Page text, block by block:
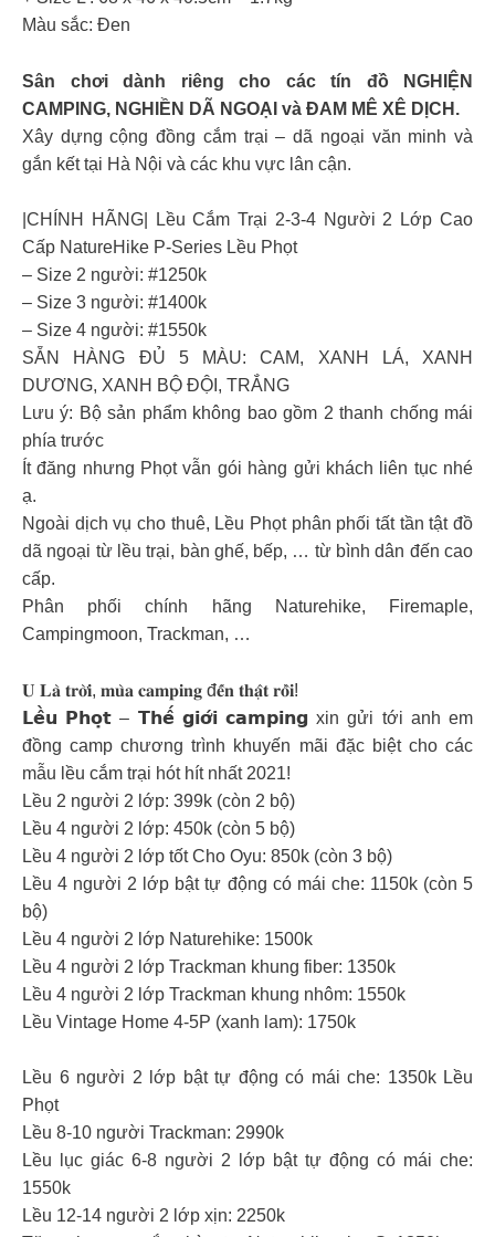
Màu sắc: Đen
Sân chơi dành riêng cho các tín đồ NGHIỆN
CAMPING, NGHIỀN DÃ NGOẠI và ĐAM MÊ XÊ DỊCH.
Xây dựng cộng đồng cắm trại – dã ngoại văn minh và
gắn kết tại Hà Nội và các khu vực lân cận.
|CHÍNH HÃNG| Lều Cắm Trại 2-3-4 Người 2 Lớp Cao
Cấp NatureHike P-Series Lều Phọt
– Size 2 người: #1250k
– Size 3 người: #1400k
– Size 4 người: #1550k
SẴN HÀNG ĐỦ 5 MÀU: CAM, XANH LÁ, XANH
DƯƠNG, XANH BỘ ĐỘI, TRẮNG
Lưu ý: Bộ sản phẩm không bao gồm 2 thanh chống mái
phía trước
Ít đăng nhưng Phọt vẫn gói hàng gửi khách liên tục nhé
ạ.
Ngoài dịch vụ cho thuê, Lều Phọt phân phối tất tần tật đồ
dã ngoại từ lều trại, bàn ghế, bếp, … từ bình dân đến cao
cấp.
Phân phối chính hãng Naturehike, Firemaple,
Campingmoon, Trackman, …
𝐔 𝐋𝐚̀ 𝐭𝐫𝐨̛̀𝐢, 𝐦𝐮̀𝐚 𝐜𝐚𝐦𝐩𝐢𝐧𝐠 đ𝐞̂́𝐧 𝐭𝐡𝐚̣̂𝐭 𝐫𝐨̂̀𝐢!
𝗟𝗲̂̀𝘂 𝗣𝗵𝗼̣𝘁 – 𝗧𝗵𝗲̂́ 𝗴𝗶𝗼̛́𝗶 𝗰𝗮𝗺𝗽𝗶𝗻𝗴 xin gửi tới anh em
đồng camp chương trình khuyến mãi đặc biệt cho các
mẫu lều cắm trại hót hít nhất 2021!
Lều 2 người 2 lớp: 399k (còn 2 bộ)
Lều 4 người 2 lớp: 450k (còn 5 bộ)
Lều 4 người 2 lớp tốt Cho Oyu: 850k (còn 3 bộ)
Lều 4 người 2 lớp bật tự động có mái che: 1150k (còn 5
bộ)
Lều 4 người 2 lớp Naturehike: 1500k
Lều 4 người 2 lớp Trackman khung fiber: 1350k
Lều 4 người 2 lớp Trackman khung nhôm: 1550k
Lều Vintage Home 4-5P (xanh lam): 1750k
Lều 6 người 2 lớp bật tự động có mái che: 1350k Lều
Phọt
Lều 8-10 người Trackman: 2990k
Lều lục giác 6-8 người 2 lớp bật tự động có mái che:
1550k
Lều 12-14 người 2 lớp xịn: 2250k